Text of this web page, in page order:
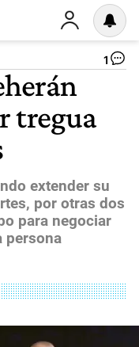
1
tregua
extender su
por otras dos
para negociar
persona